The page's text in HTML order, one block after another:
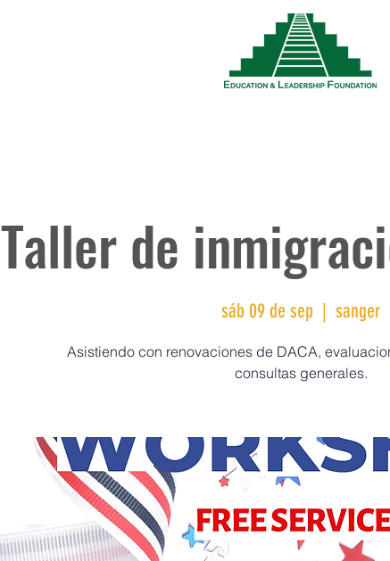
Taller de
sáb 09 de sep
  |
sanger
Asistiendo con renovaciones de DACA,
consultas generales.